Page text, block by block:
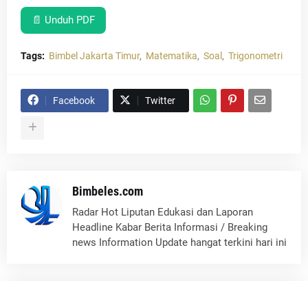
📄 Unduh PDF
Tags: Bimbel Jakarta Timur Matematika Soal Trigonometri
Facebook Twitter
Bimbeles.com
Radar Hot Liputan Edukasi dan Laporan
Headline Kabar Berita Informasi / Breaking
news Information Update hangat terkini hari ini